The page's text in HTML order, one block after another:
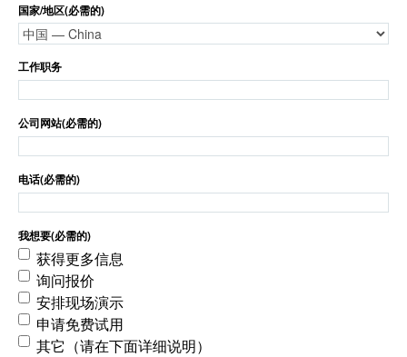
国家/地区(必需的)
工作职务
公司网站(必需的)
电话(必需的)
我想要(必需的)
获得更多信息
询问报价
安排现场演示
申请免费试用
其它（请在下面详细说明）